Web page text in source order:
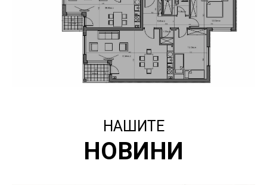
НАШИТЕ
НОВИНИ